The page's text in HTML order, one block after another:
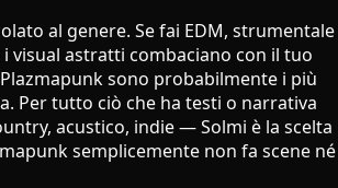
al genere. Se fai EDM, strumentale
visual astratti combaciano con il tuo
sono probabilmente i più
Per tutto ciò che ha testi o narrativa
acustico, indie — Solmi è la scelta
semplicemente non fa scene né